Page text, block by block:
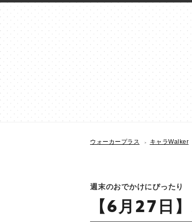
ウォーカープラス キャラWalker
週末のおでかけにぴったり
【6月27日